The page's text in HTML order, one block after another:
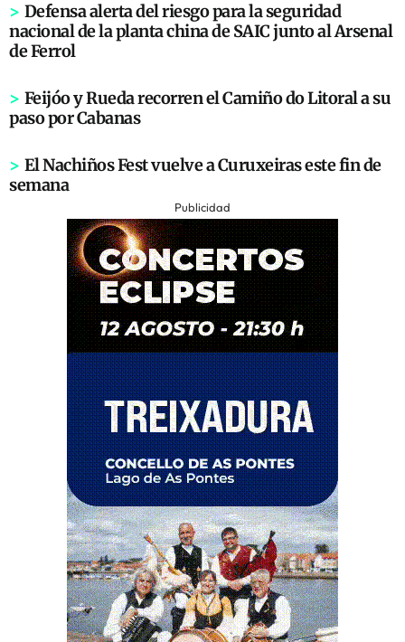
> Defensa alerta del riesgo para la seguridad
nacional de la planta china de SAIC junto al Arsenal
de Ferrol
> Feijóo y Rueda recorren el Camiño do Litoral a su
paso por Cabanas
> El Nachiños Fest vuelve a Curuxeiras este fin de
semana
Publicidad